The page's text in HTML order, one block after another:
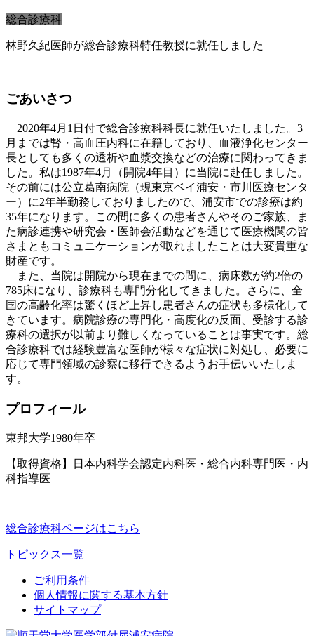
総合診療科
林野久紀医師が総合診療科特任教授に就任しました
ごあいさつ
2020年4月1日付で総合診療科科長に就任いたしました。3
月までは腎・高血圧内科に在籍しており、血液浄化センター
長としても多くの透析や血漿交換などの治療に関わってきま
した。私は1987年4月（開院4年目）に当院に赴任しました。
その前には公立葛南病院（現東京ベイ浦安・市川医療センタ
ー）に2年半勤務しておりましたので、浦安市での診療は約
35年になります。この間に多くの患者さんやそのご家族、ま
た病診連携や研究会・医師会活動などを通じて医療機関の皆
さまともコミュニケーションが取れましたことは大変貴重な
財産です。
また、当院は開院から現在までの間に、病床数が約2倍の
785床になり、診療科も専門分化してきました。さらに、全
国の高齢化率は驚くほど上昇し患者さんの症状も多様化して
きています。病院診療の専門化・高度化の反面、受診する診
療科の選択が以前より難しくなっていることは事実です。総
合診療科では経験豊富な医師が様々な症状に対処し、必要に
応じて専門領域の診察に移行できるようお手伝いいたしま
す。
プロフィール
東邦大学1980年卒
【取得資格】日本内科学会認定内科医・総合内科専門医・内
科指導医
総合診療科ページはこちら
トピックス一覧
ご利用条件
個人情報に関する基本方針
サイトマップ